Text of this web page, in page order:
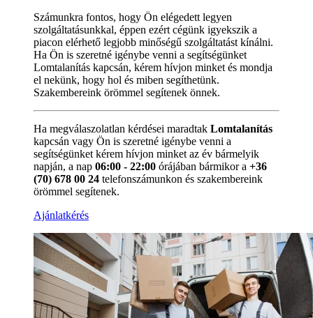
Számunkra fontos, hogy Ön elégedett legyen
szolgáltatásunkkal, éppen ezért cégünk igyekszik a
piacon elérhető legjobb minőségű szolgáltatást kínálni.
Ha Ön is szeretné igénybe venni a segítségünket
Lomtalanítás kapcsán, kérem hívjon minket és mondja
el nekünk, hogy hol és miben segíthetünk.
Szakembereink örömmel segítenek önnek.
Ha megválaszolatlan kérdései maradtak Lomtalanítás
kapcsán vagy Ön is szeretné igénybe venni a
segítségünket kérem hívjon minket az év bármelyik
napján, a nap 06:00 - 22:00 órájában bármikor a +36
(70) 678 00 24 telefonszámunkon és szakembereink
örömmel segítenek.
Ajánlatkérés